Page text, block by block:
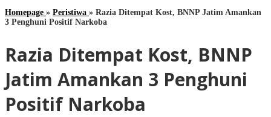
Homepage » Peristiwa » Razia Ditempat Kost, BNNP Jatim Amankan
3 Penghuni Positif Narkoba
Razia Ditempat Kost, BNNP
Jatim Amankan 3 Penghuni
Positif Narkoba